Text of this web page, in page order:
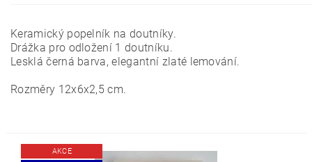
Keramický popelník na doutníky.
Drážka pro odložení 1 doutníku.
Lesklá černá barva, elegantní zlaté lemování.
Rozměry 12x6x2,5 cm.
AKCE